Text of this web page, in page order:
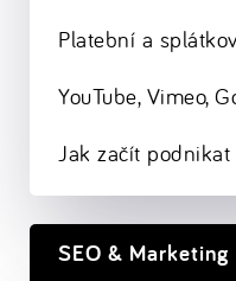
Platební a
YouTube, Vimeo,
Jak začít
SEO & Marketing